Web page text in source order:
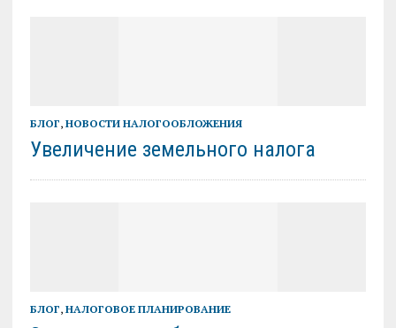
БЛОГ, НОВОСТИ НАЛОГООБЛОЖЕНИЯ
Увеличение земельного налога
БЛОГ, НАЛОГОВОЕ ПЛАНИРОВАНИЕ